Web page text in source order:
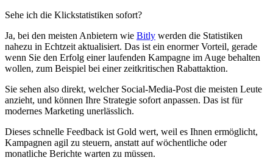
Sehe ich die Klickstatistiken sofort?
Ja, bei den meisten Anbietern wie Bitly werden die Statistiken
nahezu in Echtzeit aktualisiert. Das ist ein enormer Vorteil, gerade
wenn Sie den Erfolg einer laufenden Kampagne im Auge behalten
wollen, zum Beispiel bei einer zeitkritischen Rabattaktion.
Sie sehen also direkt, welcher Social-Media-Post die meisten Leute
anzieht, und können Ihre Strategie sofort anpassen. Das ist für
modernes Marketing unerlässlich.
Dieses schnelle Feedback ist Gold wert, weil es Ihnen ermöglicht,
Kampagnen agil zu steuern, anstatt auf wöchentliche oder
monatliche Berichte warten zu müssen.